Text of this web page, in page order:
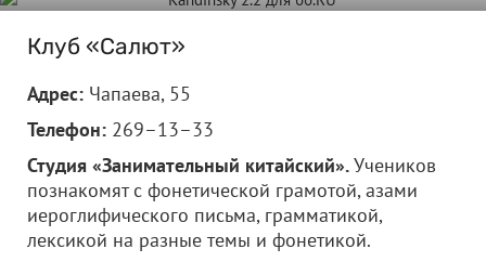
Клуб «Салют»
Адрес: Чапаева, 55
Телефон: 269–13–33
Студия «Занимательный китайский».Учеников
познакомят с фонетической грамотой, азами
иероглифического письма, грамматикой,
лексикой на разные темы и фонетикой.